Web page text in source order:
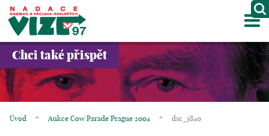
O NÁS
PROJEKTY
Chci také přispět
Úvod * Aukce Cow Parade Prague 2004 * dsc_5840